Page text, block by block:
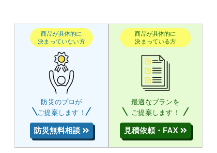
商品が具体的に
決まっていない方
防災のプロが
ご提案します！
防災無料相談
商品が具体的に
決まっている方
最適なプランを
ご提案します！
見積依頼・FAX